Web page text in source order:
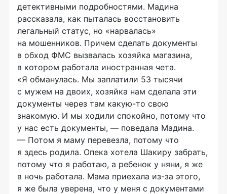
детективными подробностями. Мадина
рассказала, как пыталась восстановить
легальный статус, но «нарвалась»
на мошенников. Причем сделать документы
в обход ФМС вызвалась хозяйка магазина,
в котором работала иностранная чета.
«Я обманулась. Мы заплатили 53 тысячи
с мужем на двоих, хозяйка нам сделала эти
документы через там какую-то свою
знакомую. И мы ходили спокойно, потому что
у нас есть документы, — поведала Мадина.
— Потом я маму перевезла, потому что
я здесь родила. Опека хотела Шакиру забрать,
потому что я работаю, а ребенок у няни, я же
в ночь работала. Мама приехала из-за этого,
я же была уверена, что у меня с документами